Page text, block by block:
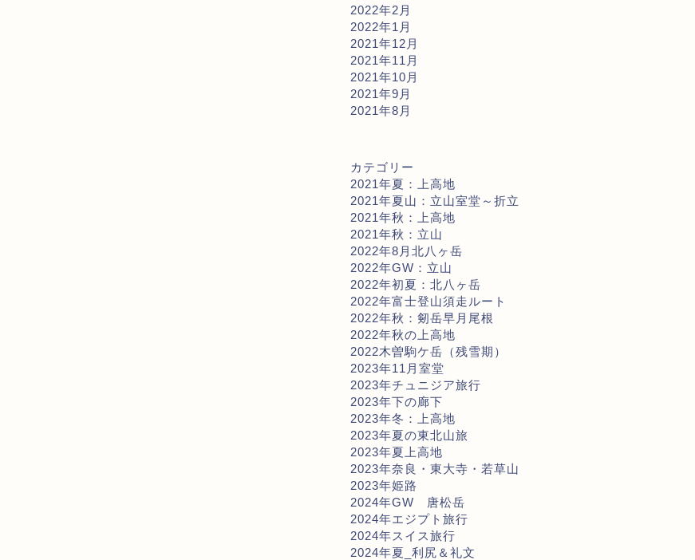
2022年2月
2022年1月
2021年12月
2021年11月
2021年10月
2021年9月
2021年8月
カテゴリー
2021年夏：上高地
2021年夏山：立山室堂～折立
2021年秋：上高地
2021年秋：立山
2022年8月北八ヶ岳
2022年GW：立山
2022年初夏：北八ヶ岳
2022年富士登山須走ルート
2022年秋：剱岳早月尾根
2022年秋の上高地
2022木曽駒ケ岳（残雪期）
2023年11月室堂
2023年チュニジア旅行
2023年下の廊下
2023年冬：上高地
2023年夏の東北山旅
2023年夏上高地
2023年奈良・東大寺・若草山
2023年姫路
2024年GW 唐松岳
2024年エジプト旅行
2024年スイス旅行
2024年夏_利尻＆礼文